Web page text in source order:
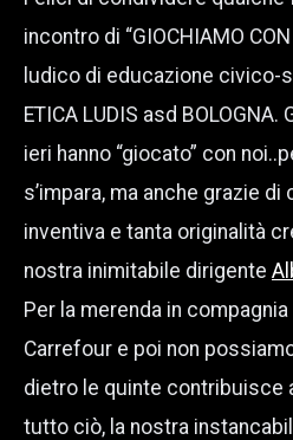
incontro di “GIOCHIAMO
ludico di educazione civico-
ETICA LUDIS asd
ieri hanno “giocato” con
s’impara, ma anche grazie
inventiva e tanta originalità
nostra inimitabile dirigente
Per la merenda in
Carrefour e poi non
dietro le quinte contribuisce
tutto ciò, la nostra